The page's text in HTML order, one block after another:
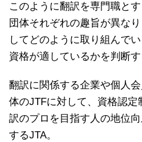
このように翻訳を専門職と
団体それぞれの趣旨が異な
してどのように取り組んで
資格が適しているかを判断す
翻訳に関係する企業や個人
体のJTFに対して、資格認定
訳のプロを目指す人の地位
するJTA。